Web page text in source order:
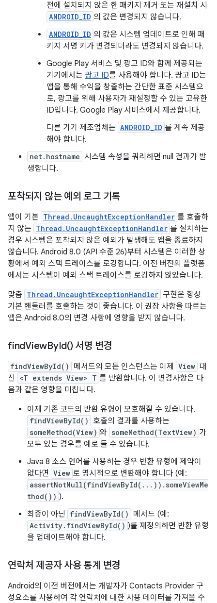
전에 설치되지 않은 한 패키지 제거 또는 재설치 시
ANDROID_ID 의 값은 변경되지 않습니다.
ANDROID_ID 의 값은 시스템 업데이트로 인해 패
키지 서명 키가 변경되더라도 변경되지 않습니다.
Google Play 서비스 및 광고 ID와 함께 제공되는
기기에서는 광고 ID를 사용해야 합니다. 광고 ID는
앱을 통해 수익을 창출하는 간단한 표준 시스템으
로, 광고를 위해 사용자가 재설정할 수 있는 고유한
ID입니다. Google Play 서비스에서 제공합니다.
다른 기기 제조업체는 ANDROID_ID 를 계속 제공
해야 합니다.
net.hostname 시스템 속성을 쿼리하면 null 결과가 발
생합니다.
포착되지 않는 예외 로그 기록
앱이 기본 Thread.UncaughtExceptionHandler 를 호출하
지 않는 Thread.UncaughtExceptionHandler 를 설치하는
경우 시스템은 포착되지 않은 예외가 발생해도 앱을 종료하지
않습니다. Android 8.0 (API 수준 26)부터 시스템은 이러한 상
황에서 예외 스택 트레이스를 로깅합니다. 이전 버전의 플랫폼
에서는 시스템이 예외 스택 트레이스를 로깅하지 않았습니다.
맞춤 Thread.UncaughtExceptionHandler 구현은 항상
기본 핸들러를 호출하는 것이 좋습니다. 이 권장 사항을 따르는
앱은 Android 8.0의 변경 사항에 영향을 받지 않습니다.
findViewById() 서명 변경
findViewById() 메서드의 모든 인스턴스는 이제 View 대
신 <T extends View> T 를 반환합니다. 이 변경사항은 다
음과 같은 영향을 미칩니다.
이제 기존 코드의 반환 유형이 모호해질 수 있습니다.
findViewById() 호출의 결과를 사용하는
someMethod(View) 와 someMethod(TextView) 가
모두 있는 경우를 예로 들 수 있습니다.
Java 8 소스 언어를 사용하는 경우 반환 유형에 제약이
없다면 View 로 명시적으로 변환해야 합니다 (예:
assertNotNull(findViewById(...)).someViewMe
thod()) ).
최종이 아닌 findViewById() 메서드 (예:
Activity.findViewById() )를 재정의하면 반환 유형
을 업데이트해야 합니다.
연락처 제공자 사용 통계 변경
Android의 이전 버전에서는 개발자가 Contacts Provider 구
성요소를 사용하여 각 연락처에 대한 사용 데이터를 가져올 수